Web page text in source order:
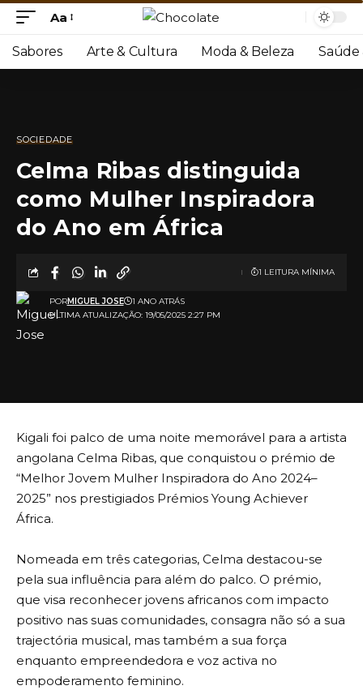
Aa
Sabores Arte & Cultura Moda & Beleza Saúde
SOCIEDADE
Celma Ribas distinguida
como Mulher Inspiradora
do Ano em África
ULTIMA ATUALIZAÇÃO: 19/05/2025 2:27 PM
PORMIGUEL JOSE 1 ANO ATRÁS
1 LEITURA MÍNIMA
Kigali foi palco de uma noite memorável para a artista
angolana Celma Ribas, que conquistou o prémio de
“Melhor Jovem Mulher Inspiradora do Ano 2024–
2025” nos prestigiados Prémios Young Achiever
África.
Nomeada em três categorias, Celma destacou-se
pela sua influência para além do palco. O prémio,
que visa reconhecer jovens africanos com impacto
positivo nas suas comunidades, consagra não só a sua
trajectória musical, mas também a sua força
enquanto empreendedora e voz activa no
empoderamento feminino.